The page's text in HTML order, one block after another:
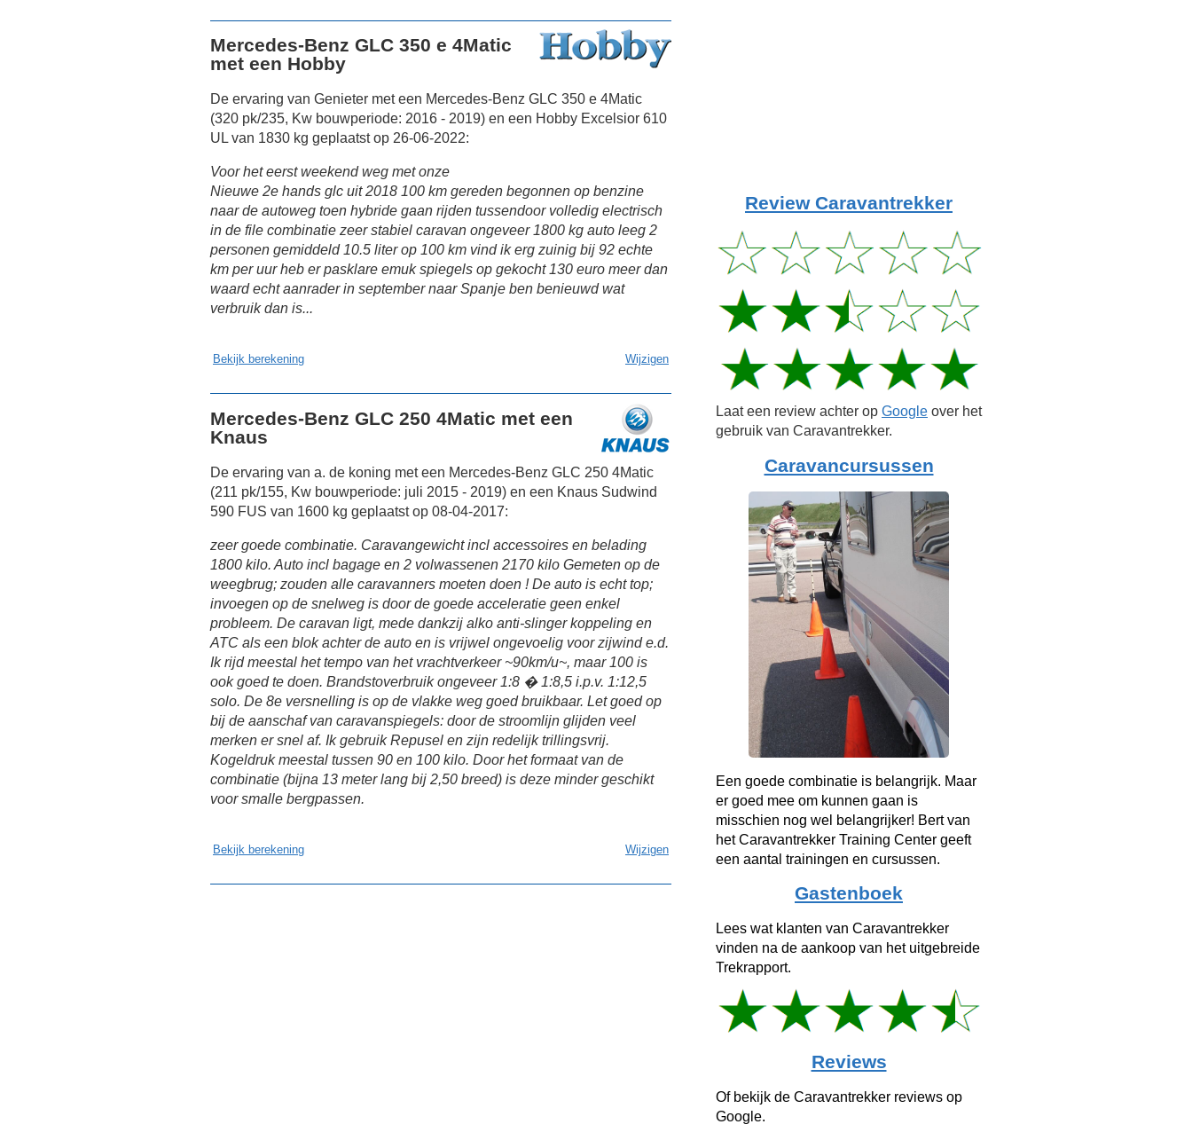
Mercedes-Benz GLC 350 e 4Matic
met een Hobby
De ervaring van Genieter met een Mercedes-Benz GLC 350 e 4Matic
(320 pk/235, Kw bouwperiode: 2016 - 2019) en een Hobby Excelsior 610
UL van 1830 kg geplaatst op 26-06-2022:
Voor het eerst weekend weg met onze
Nieuwe 2e hands glc uit 2018 100 km gereden begonnen op benzine
naar de autoweg toen hybride gaan rijden tussendoor volledig electrisch
in de file combinatie zeer stabiel caravan ongeveer 1800 kg auto leeg 2
personen gemiddeld 10.5 liter op 100 km vind ik erg zuinig bij 92 echte
km per uur heb er pasklare emuk spiegels op gekocht 130 euro meer dan
waard echt aanrader in september naar Spanje ben benieuwd wat
verbruik dan is...
Bekijk berekening Wijzigen
Mercedes-Benz GLC 250 4Matic met een
Knaus
De ervaring van a. de koning met een Mercedes-Benz GLC 250 4Matic
(211 pk/155, Kw bouwperiode: juli 2015 - 2019) en een Knaus Sudwind
590 FUS van 1600 kg geplaatst op 08-04-2017:
zeer goede combinatie. Caravangewicht incl accessoires en belading
1800 kilo. Auto incl bagage en 2 volwassenen 2170 kilo Gemeten op de
weegbrug; zouden alle caravanners moeten doen ! De auto is echt top;
invoegen op de snelweg is door de goede acceleratie geen enkel
probleem. De caravan ligt, mede dankzij alko anti-slinger koppeling en
ATC als een blok achter de auto en is vrijwel ongevoelig voor zijwind e.d.
Ik rijd meestal het tempo van het vrachtverkeer ~90km/u~, maar 100 is
ook goed te doen. Brandstoverbruik ongeveer 1:8 � 1:8,5 i.p.v. 1:12,5
solo. De 8e versnelling is op de vlakke weg goed bruikbaar. Let goed op
bij de aanschaf van caravanspiegels: door de stroomlijn glijden veel
merken er snel af. Ik gebruik Repusel en zijn redelijk trillingsvrij.
Kogeldruk meestal tussen 90 en 100 kilo. Door het formaat van de
combinatie (bijna 13 meter lang bij 2,50 breed) is deze minder geschikt
voor smalle bergpassen.
Bekijk berekening Wijzigen
Review Caravantrekker
Laat een review achter op Google over het
gebruik van Caravantrekker.
Caravancursussen
Een goede combinatie is belangrijk. Maar
er goed mee om kunnen gaan is
misschien nog wel belangrijker! Bert van
het Caravantrekker Training Center geeft
een aantal trainingen en cursussen.
Gastenboek
Lees wat klanten van Caravantrekker
vinden na de aankoop van het uitgebreide
Trekrapport.
Reviews
Of bekijk de Caravantrekker reviews op
Google.